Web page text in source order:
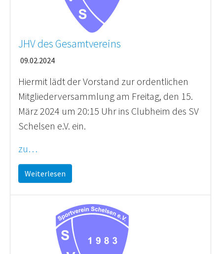
JHV des Gesamtvereins
09.02.2024
Hiermit lädt der Vorstand zur ordentlichen
Mitgliederversammlung am Freitag, den 15.
März 2024 um 20:15 Uhr ins Clubheim des SV
Schelsen e.V. ein.
zu…
Weiterlesen